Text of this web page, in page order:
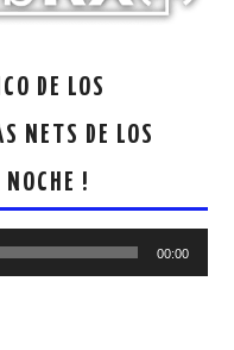
DE LOS
NETS DE LOS
!
00:00